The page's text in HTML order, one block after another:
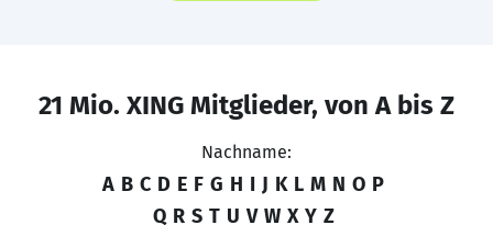
21 Mio. XING Mitglieder, von A bis Z
Nachname:
A B C D E F G H I J K L M N O P
Q R S T U V W X Y Z